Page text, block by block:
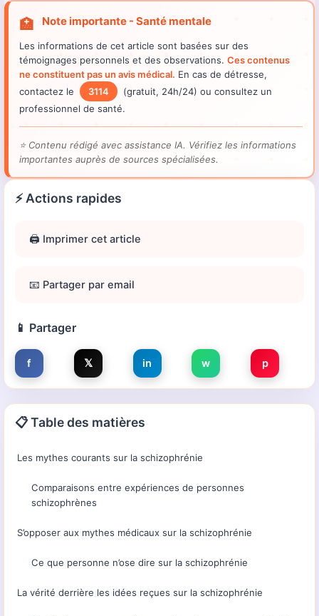
🏥 Note importante - Santé mentale
Les informations de cet article sont basées sur des
témoignages personnels et des observations. Ces contenus
ne constituent pas un avis médical. En cas de détresse,
contactez le
3114
(gratuit, 24h/24) ou consultez un
professionnel de santé.
⭐ Contenu rédigé avec assistance IA. Vérifiez les informations
importantes auprès de sources spécialisées.
⚡ Actions rapides
🖨️ Imprimer cet article
📧 Partager par email
📱 Partager
f 𝕏 in w p
📋 Table des matières
Les mythes courants sur la schizophrénie
Comparaisons entre expériences de personnes
schizophrènes
S’opposer aux mythes médicaux sur la schizophrénie
Ce que personne n’ose dire sur la schizophrénie
La vérité derrière les idées reçues sur la schizophrénie